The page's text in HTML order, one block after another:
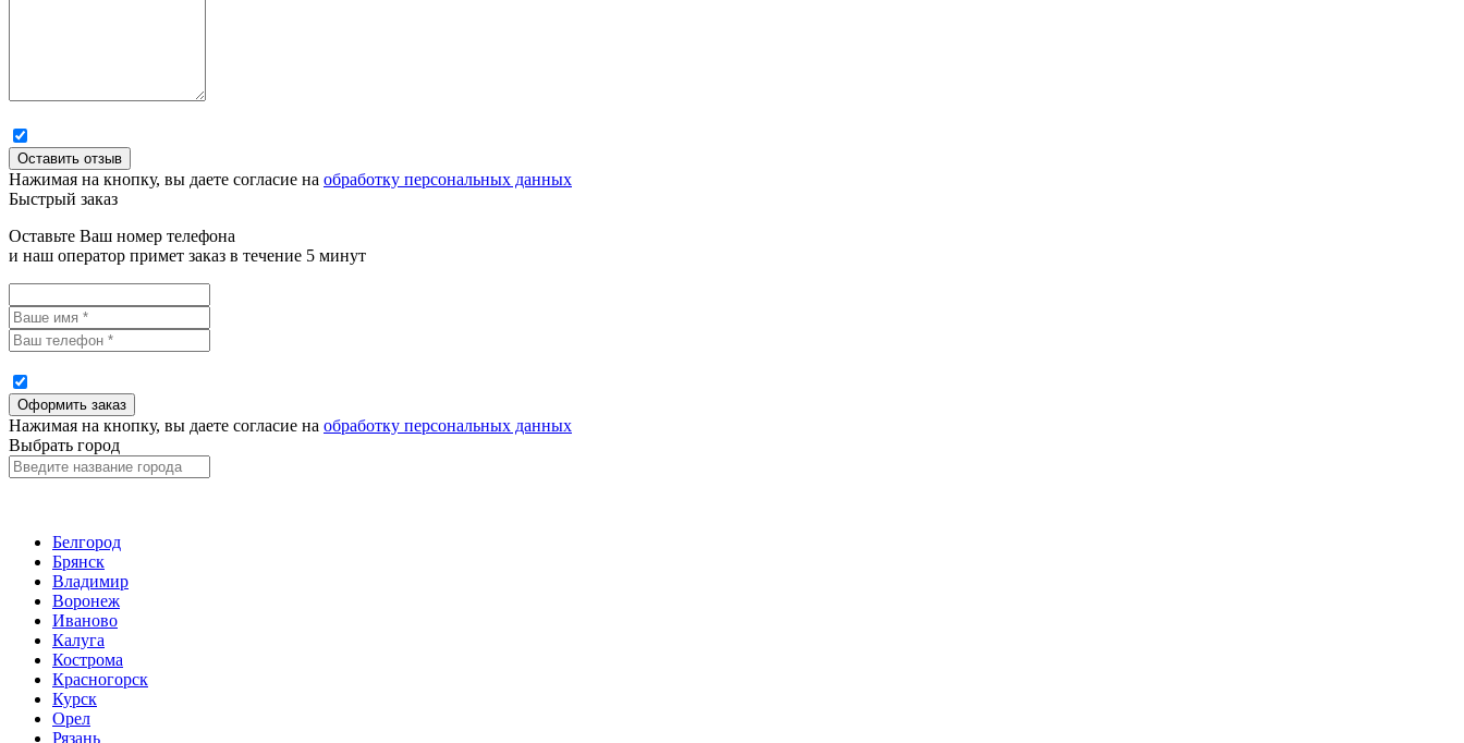
Нажимая на кнопку, вы даете согласие на обработку персональных данных
Быстрый заказ
Оставьте Ваш номер телефона
и наш оператор примет заказ в течение 5 минут
Нажимая на кнопку, вы даете согласие на обработку персональных данных
Выбрать город
Белгород
Брянск
Владимир
Воронеж
Иваново
Калуга
Кострома
Красногорск
Курск
Орел
Рязань